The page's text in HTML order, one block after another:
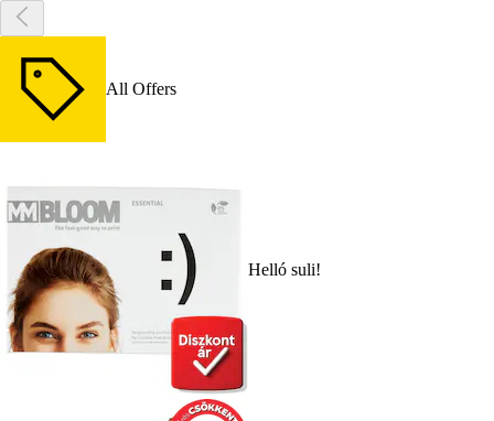
All Offers
Helló suli!